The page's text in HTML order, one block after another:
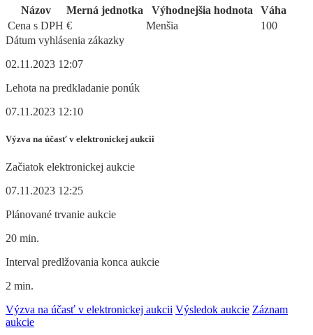
Názov Merná jednotka Výhodnejšia hodnota
Váha
Cena s DPH € Menšia
100
Dátum vyhlásenia zákazky
02.11.2023 12:07
Lehota na predkladanie ponúk
07.11.2023 12:10
Výzva na účasť v elektronickej aukcii
Začiatok elektronickej aukcie
07.11.2023 12:25
Plánované trvanie aukcie
20 min.
Interval predlžovania konca aukcie
2 min.
Výzva na účasť v elektronickej aukcii Výsledok aukcie Záznam
aukcie